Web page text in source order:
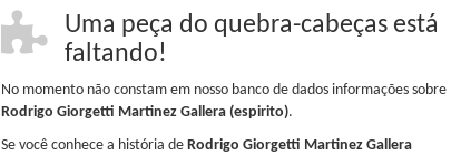
Uma peça do quebra-cabeças está
faltando!
No momento não constam em nosso banco de dados informações sobre
Rodrigo Giorgetti Martinez Gallera (espirito).
Se você conhece a história de Rodrigo Giorgetti Martinez Gallera